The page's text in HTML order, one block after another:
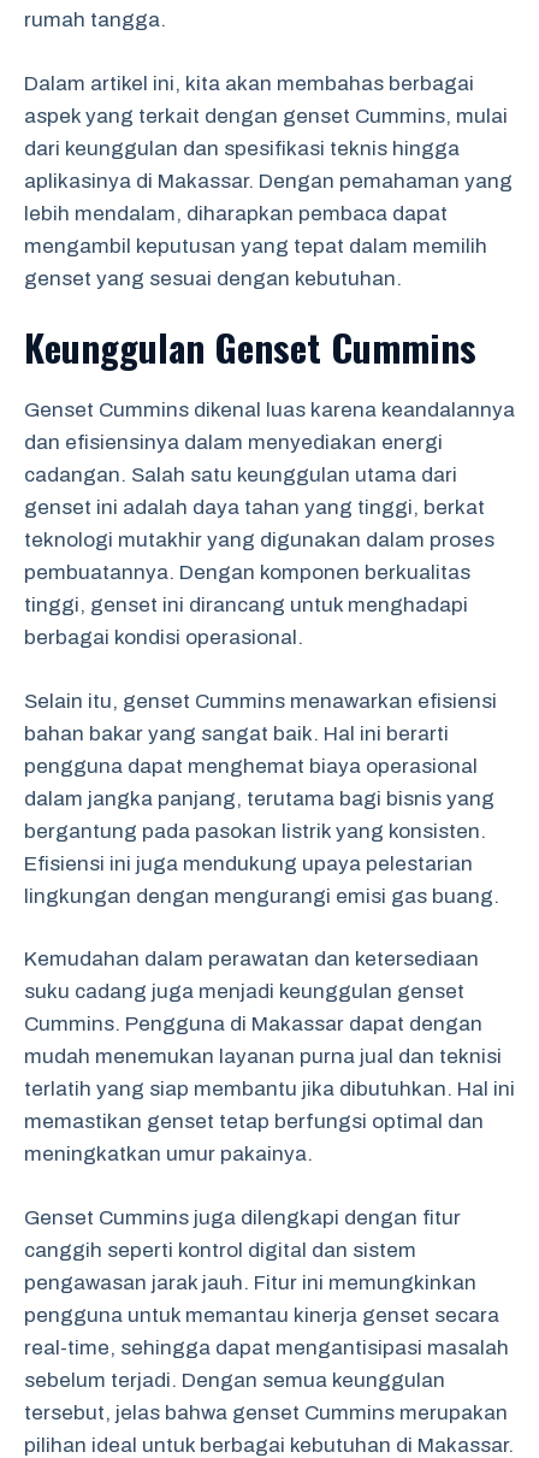
rumah tangga.
Dalam artikel ini, kita akan membahas berbagai
aspek yang terkait dengan genset Cummins, mulai
dari keunggulan dan spesifikasi teknis hingga
aplikasinya di Makassar. Dengan pemahaman yang
lebih mendalam, diharapkan pembaca dapat
mengambil keputusan yang tepat dalam memilih
genset yang sesuai dengan kebutuhan.
Keunggulan Genset Cummins
Genset Cummins dikenal luas karena keandalannya
dan efisiensinya dalam menyediakan energi
cadangan. Salah satu keunggulan utama dari
genset ini adalah daya tahan yang tinggi, berkat
teknologi mutakhir yang digunakan dalam proses
pembuatannya. Dengan komponen berkualitas
tinggi, genset ini dirancang untuk menghadapi
berbagai kondisi operasional.
Selain itu, genset Cummins menawarkan efisiensi
bahan bakar yang sangat baik. Hal ini berarti
pengguna dapat menghemat biaya operasional
dalam jangka panjang, terutama bagi bisnis yang
bergantung pada pasokan listrik yang konsisten.
Efisiensi ini juga mendukung upaya pelestarian
lingkungan dengan mengurangi emisi gas buang.
Kemudahan dalam perawatan dan ketersediaan
suku cadang juga menjadi keunggulan genset
Cummins. Pengguna di Makassar dapat dengan
mudah menemukan layanan purna jual dan teknisi
terlatih yang siap membantu jika dibutuhkan. Hal ini
memastikan genset tetap berfungsi optimal dan
meningkatkan umur pakainya.
Genset Cummins juga dilengkapi dengan fitur
canggih seperti kontrol digital dan sistem
pengawasan jarak jauh. Fitur ini memungkinkan
pengguna untuk memantau kinerja genset secara
real-time, sehingga dapat mengantisipasi masalah
sebelum terjadi. Dengan semua keunggulan
tersebut, jelas bahwa genset Cummins merupakan
pilihan ideal untuk berbagai kebutuhan di Makassar.